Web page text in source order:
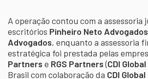
A operação contou com a assessoria
escritórios Pinheiro Neto Advogados
Advogados, enquanto a assessoria
estratégica foi prestada pelas
Partners e RGS Partners(CDI
Brasil com colaboração da CDI